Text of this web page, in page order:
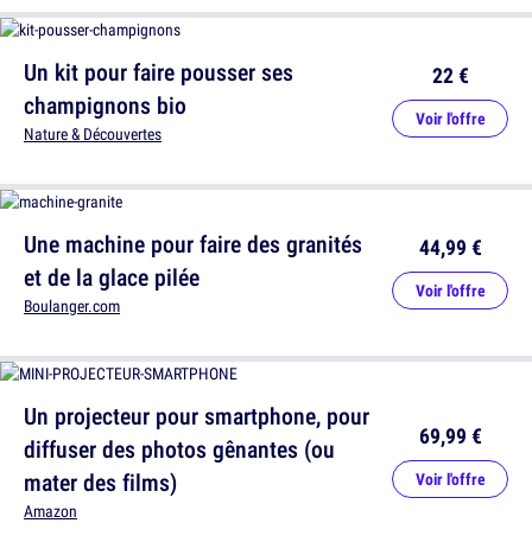
Un kit pour faire pousser ses
champignons bio
Nature & Découvertes
22 €
Voir l'offre
Un projecteur pour smartphone, pour
diffuser des photos gênantes (ou
mater des films)
Amazon
69,99 €
Voir l'offre
Une machine pour faire des granités
et de la glace pilée
Boulanger.com
44,99 €
Voir l'offre